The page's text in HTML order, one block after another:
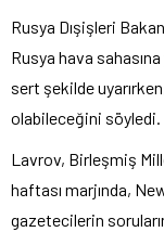
Rusya Dışişleri
Rusya hava sahasına
sert şekilde
olabileceğini söyledi.
Lavrov, Birleşmiş
haftası marjında,
gazetecilerin